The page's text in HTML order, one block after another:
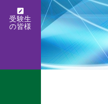
受験生
の皆様